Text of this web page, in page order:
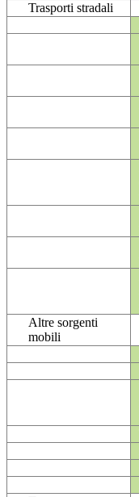
Trasporti stradali
Altre sorgenti
mobili